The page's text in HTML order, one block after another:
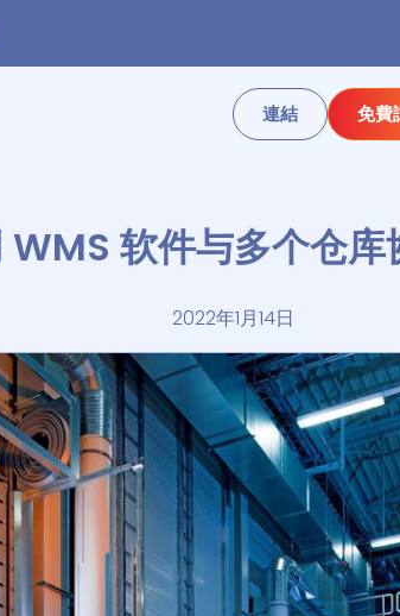
連結 免費
WMS 软件与多个仓库
2022年1月14日